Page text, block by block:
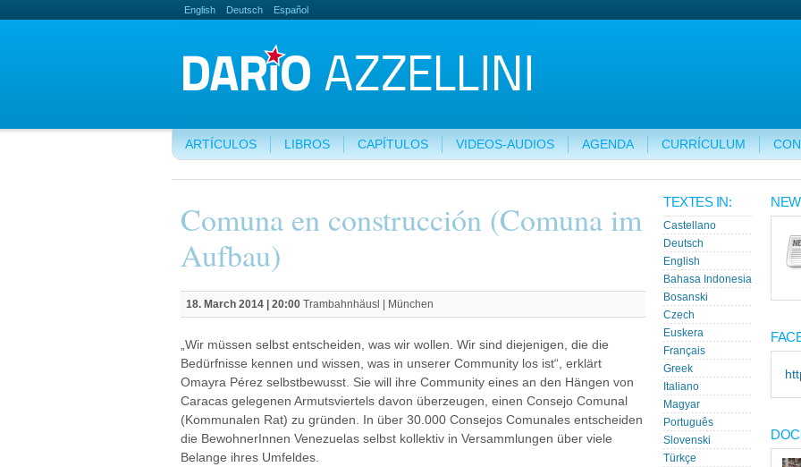
English Deutsch Español
ARTÍCULOS LIBROS CAPÍTULOS VIDEOS-AUDIOS AGENDA CURRÍCULUM
Comuna en construcción (Comuna im
Aufbau)
18. March 2014 | 20:00 Trambahnhäusl | München
„Wir müssen selbst entscheiden, was wir wollen. Wir sind diejenigen, die die
Bedürfnisse kennen und wissen, was in unserer Community los ist“, erklärt
Omayra Pérez selbstbewusst. Sie will ihre Community eines an den Hängen von
Caracas gelegenen Armutsviertels davon überzeugen, einen Consejo Comunal
(Kommunalen Rat) zu gründen. In über 30.000 Consejos Comunales entscheiden
die BewohnerInnen Venezuelas selbst kollektiv in Versammlungen über viele
Belange ihres Umfeldes.
TEXTES IN:
Castellano
Deutsch
English
Bahasa Indonesia
Bosanski
Czech
Euskera
Français
Greek
Italiano
Magyar
Português
Slovenski
Türkçe